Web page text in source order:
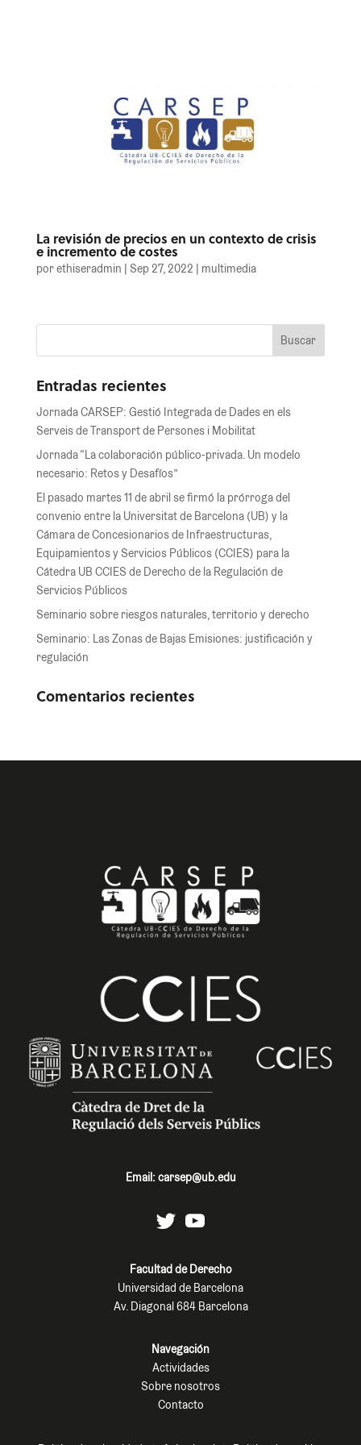
La revisión de precios en un contexto de crisis
e incremento de costes
porethiseradmin | Sep 27, 2022 | multimedia
Entradas recientes
Jornada CARSEP: Gestió Integrada de Dades en els
Serveis de Transport de Persones i Mobilitat
Jornada “La colaboración público-privada. Un modelo
necesario: Retos y Desafíos”
El pasado martes 11 de abril se firmó la prórroga del
convenio entre la Universitat de Barcelona (UB) y la
Cámara de Concesionarios de Infraestructuras,
Equipamientos y Servicios Públicos (CCIES) para la
Cátedra UB CCIES de Derecho de la Regulación de
Servicios Públicos
Seminario sobre riesgos naturales, territorio y derecho
Seminario: Las Zonas de Bajas Emisiones: justificación y
regulación
Comentarios recientes
Email:carsep@ub.edu
Facultad de Derecho
Universidad de Barcelona
Av. Diagonal 684 Barcelona
Navegación
Actividades
Sobre nosotros
Contacto